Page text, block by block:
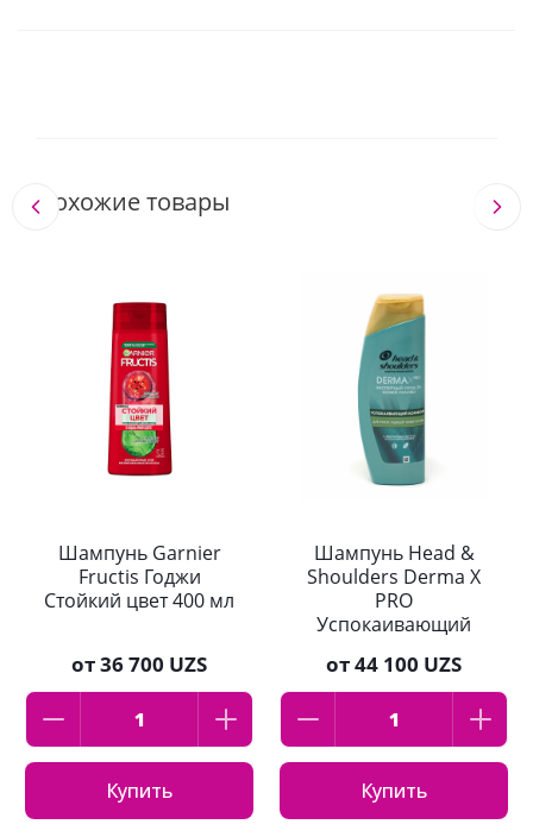
Похожие товары
Шампунь Garnier
Fructis Годжи
Стойкий цвет 400 мл
от36 700 UZS
Купить
Шампунь Head &
Shoulders Derma X
PRO
Успокаивающий
зудящей кожи
головы 270 мл
от44 100 UZS
Купить